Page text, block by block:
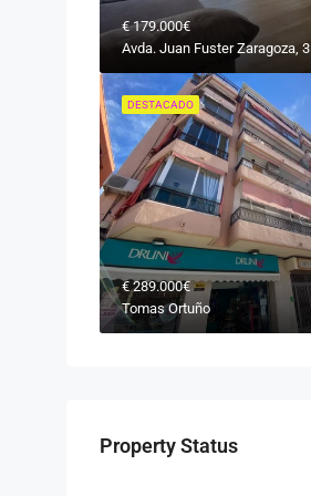
Benidorm!
€179.000€
Avda. Juan Fuster Zaragoza, 3
DESTACADO
€ 289.000€
Tomas Ortuño
Property Status